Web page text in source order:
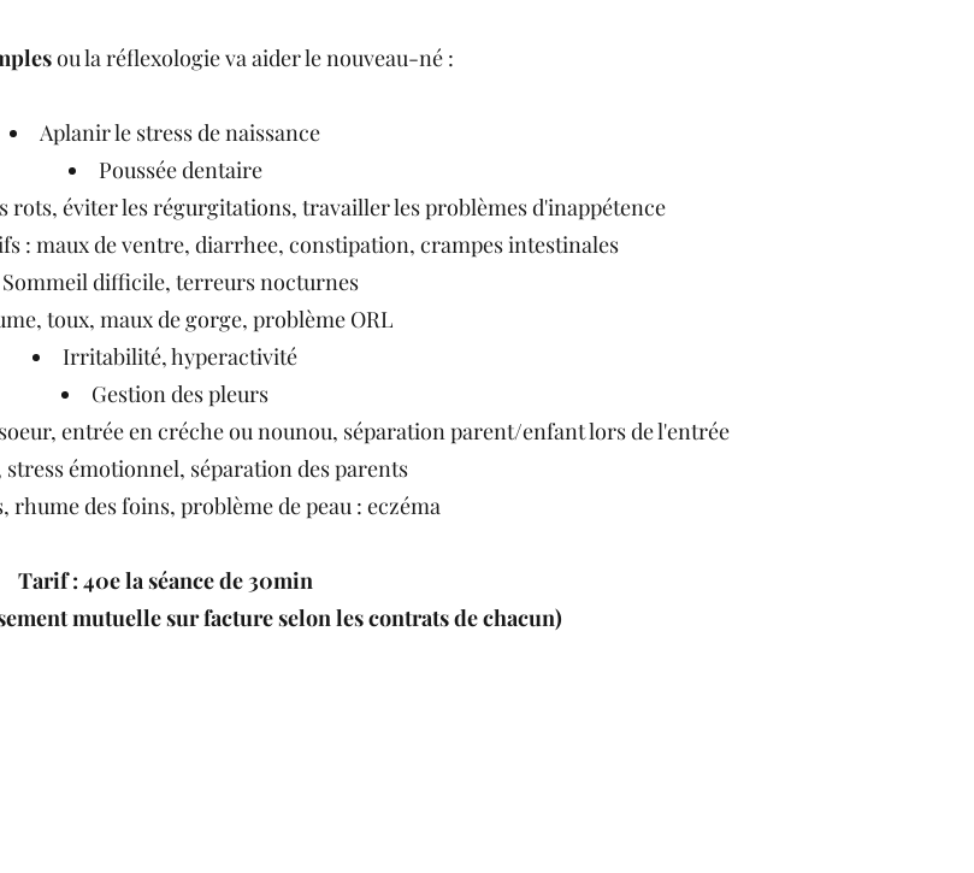
ou la réflexologie va aider le nouveau-né :
Aplanir le stress de naissance
Poussée dentaire
rots, éviter les régurgitations, travailler les problèmes d'inappétence
: maux de ventre, diarrhee, constipation, crampes intestinales
Sommeil difficile, terreurs nocturnes
toux, maux de gorge, problème ORL
Irritabilité, hyperactivité
Gestion des pleurs
entrée en créche ou nounou, séparation parent/enfant lors de l'entrée
stress émotionnel, séparation des parents
rhume des foins, problème de peau : eczéma
Tarif : 40e la séance de 30min
mutuelle sur facture selon les contrats de chacun)